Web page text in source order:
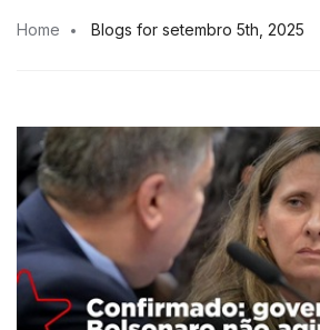
Home Blogs for setembro 5th, 2025